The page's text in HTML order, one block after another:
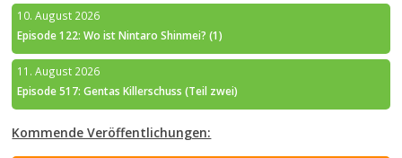
10. August 2026
Episode 122: Wo ist Nintaro Shinmei? (1)
11. August 2026
Episode 517: Gentas Killerschuss (Teil zwei)
Kommende Veröffentlichungen: